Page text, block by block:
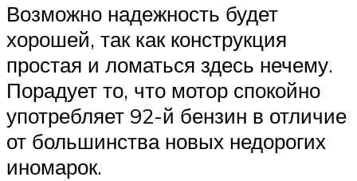
Возможно надежность будет
хорошей, так как конструкция
простая и ломаться здесь нечему.
Порадует то, что мотор спокойно
употребляет 92-й бензин в отличие
от большинства новых недорогих
иномарок.